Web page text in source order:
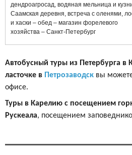
дендроагросад, водяная мельница и
Саамская деревня, встреча с оленями,
и хаски – обед – магазин форелевого
хозяйства – Санкт-Петербург
Автобусный туры из Петербурга в
ласточке в Петрозаводск вы
офисе.
Туры в Карелию с посещением
Рускеала, посещением